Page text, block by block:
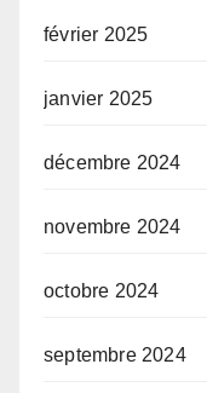
février 2025
janvier 2025
décembre 2024
novembre 2024
octobre 2024
septembre 2024